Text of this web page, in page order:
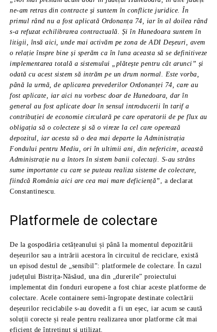
ne-am retras din contracte și suntem în conflicte juridice. În
primul rând nu a fost aplicată Ordonanța 74, iar în al doilea rând
s-a refuzat echilibrarea contractuală. Și în Hunedoara suntem în
litigii, însă aici, unde mai activăm pe zona de ADI Deșeuri, avem
o relație înspre bine și sperăm ca în luna aceasta să se definitiveze
implementarea totală a sistemului „plătește pentru cât arunci” și
odată cu acest sistem să intrăm pe un drum normal. Este vorba,
până la urmă, de aplicarea prevederilor Ordonanței 74, care au
fost aplicate, iar aici nu vorbesc doar de Hunedoara, dar în
general au fost aplicate doar în sensul introducerii în tarif a
contribuției de economie circulară pe care operatorii de pe flux au
obligația să o colecteze și să o vireze la cel care operează
depozitul, iar acesta să o dea mai departe la Administrația
Fondului pentru Mediu, ori în ultimii ani, din nefericire, această
Administrație nu a întors în sistem banii colectați. S-au strâns
sume importante cu care se puteau realiza sisteme de colectare,
fiindcă România aici are cea mai mare deficiență” , a declarat
Constantinescu.
Platformele de colectare
De la gospodăria cetățeanului și până la momentul depozitării
deșeurilor sau a intrării acestora în circuitul de reciclare, există
un episod destul de „sensibil”: platformele de colectare. În cazul
județului Bistrița-Năsăud, una din „durerile” proiectului
implementat din fonduri europene a fost chiar aceste platforme de
colectare. Acele containere semi-îngropate destinate colectării
deșeurilor reciclabile s-au dovedit a fi un eșec, iar acum se caută
soluții corecte și reale pentru realizarea unor platforme cât mai
eficient de întreținut și utilizat.